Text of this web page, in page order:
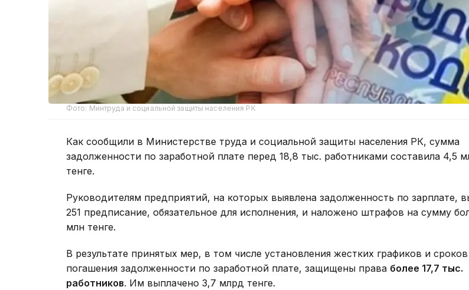
Фото: Минтруда и социальной защиты населения РК
Как сообщили в Министерстве труда и социальной защиты населения РК, сумма
задолженности по заработной плате перед 18,8 тыс. работниками составила 4,5
тенге.
Руководителям предприятий, на которых выявлена задолженность по зарплате,
251 предписание, обязательное для исполнения, и наложено штрафов на сумму
млн тенге.
В результате принятых мер, в том числе установления жестких графиков и сроков
погашения задолженности по заработной плате, защищены права более 17,7 тыс.
работников. Им выплачено 3,7 млрд тенге.